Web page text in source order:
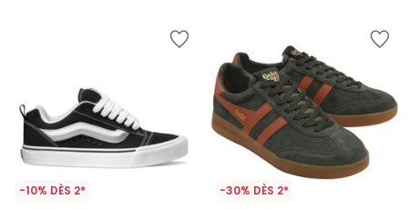
-10% DÈS 2* -30% DÈS 2*